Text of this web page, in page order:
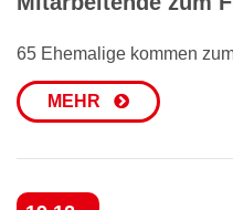
65 Ehemalige kommen
MEHR